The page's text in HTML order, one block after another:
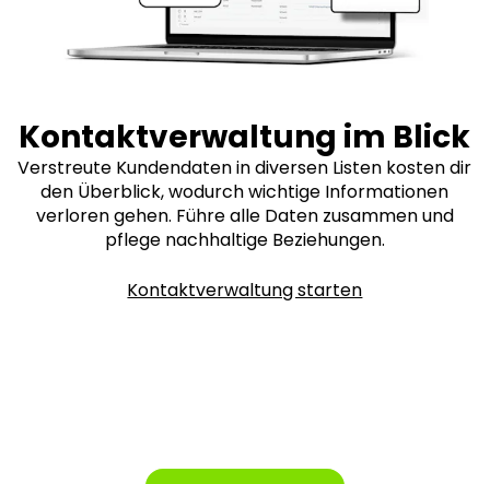
Kontaktverwaltung im Blick
Verstreute Kundendaten in diversen Listen kosten dir
den Überblick, wodurch wichtige Informationen
verloren gehen. Führe alle Daten zusammen und
pflege nachhaltige Beziehungen.
Kontaktverwaltung starten